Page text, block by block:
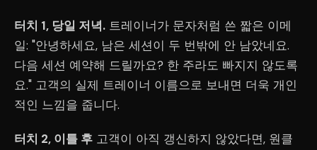
터치 1, 당일 저녁. 트레이너가 문자처럼 쓴 짧은 이메
일: "안녕하세요, 남은 세션이 두 번밖에 안 남았네요.
다음 세션 예약해 드릴까요? 한 주라도 빠지지 않도록
요." 고객의 실제 트레이너 이름으로 보내면 더욱 개인
적인 느낌을 줍니다.
터치 2, 이틀 후 고객이 아직 갱신하지 않았다면, 원클